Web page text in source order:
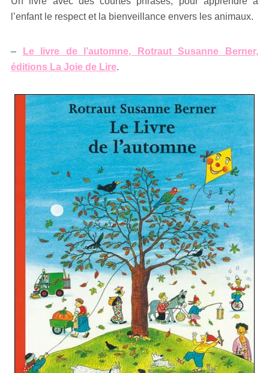
l’enfant le respect et la bienveillance envers les animaux.
–
Le livre de l’automne, Rotraut Susanne Berner,
éditions La Joie de Lire.